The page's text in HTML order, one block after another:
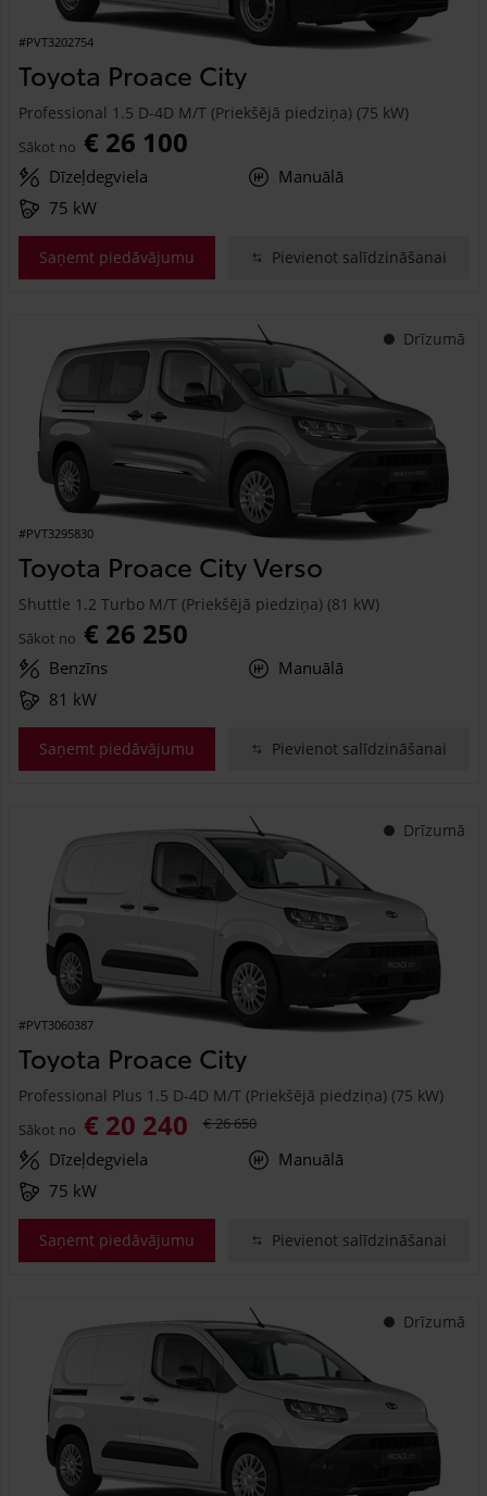
#PVT3202754
Toyota Proace City
Professional 1.5 D-4D M/T (Priekšējā piedziņa) (75 kW)
Sākot no € 26 100
Dīzeļdegviela
Manuālā
75 kW
Saņemt piedāvājumu Pievienot salīdzināšanai
Drīzumā
#PVT3295830
Toyota Proace City Verso
Shuttle 1.2 Turbo M/T (Priekšējā piedziņa) (81 kW)
Sākot no € 26 250
Benzīns
Manuālā
81 kW
Saņemt piedāvājumu Pievienot salīdzināšanai
Drīzumā
#PVT3060387
Toyota Proace City
Professional Plus 1.5 D-4D M/T (Priekšējā piedziņa) (75 kW)
Sākot no € 20 240 € 26 650
Dīzeļdegviela
Manuālā
75 kW
Saņemt piedāvājumu Pievienot salīdzināšanai
Drīzumā